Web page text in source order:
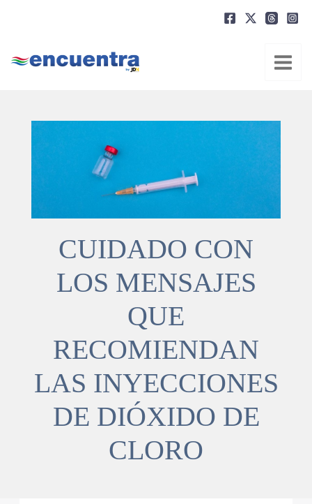
CUIDADO CON
LOS MENSAJES
QUE
RECOMIENDAN
LAS INYECCIONES
DE DIÓXIDO DE
CLORO